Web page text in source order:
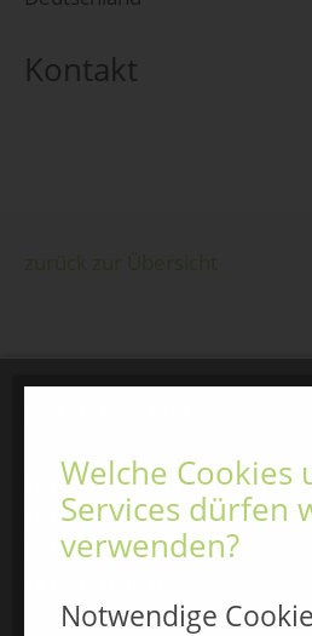
Kontakt
ChamlandSchau
ChamLandleben
ChamlandBau
Welche Cookies
Services dürfen
verwenden?
Notwendige